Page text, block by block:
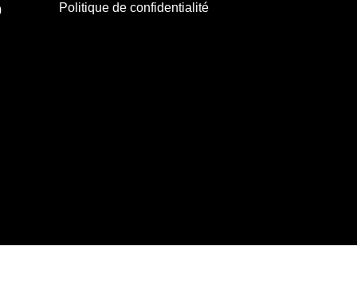
Politique de confidentialité